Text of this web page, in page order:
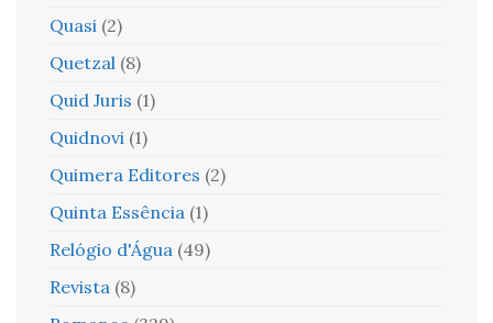
Quasi (2)
Quetzal (8)
Quid Juris (1)
Quidnovi (1)
Quimera Editores (2)
Quinta Essência (1)
Relógio d'Água (49)
Revista (8)